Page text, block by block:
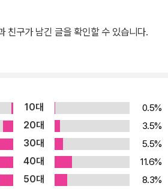
, 2016), 로트레아몽의 『말도로르의 노
번역하며 한국 현대시에 새로운 영감을
수의 산문을 연재하며 문학을 넘어선 사
보기』(삼인, 2015), 『밤이 선생이다』
13인의 아해가 도로로 질주하오』(수류산
를 남겼다. 2017년 한국문화예술위원회
낭암으로 투병하다가 2018년 8월 8일 향
고로 『내가 모르는 것이 참 많다』(난다,
고』(난다, 2020)가 출간되었다.
상한 시점에서 『교사 인문학』은 신중하
질문은 “국가 시스템이 무
에게서 비롯되었다면, 절반 이상의 국민
과도 연관이 있지 않은가?”라는 것이다.
전체의 삶을 좌우할 중요한 선택에서
의 판단력이 얼마나 지성적인지 반성적 차
새로운 사회 프레임의 모색이 절실한 지
는 ‘시민 인문교육’이야말로 이 사회의 긴
육의 핵심임을 내세우고 있다. 이를 위해
친구가 남긴 글을 확인할 수 있습니다.
10대
0.5%
20대
3.5%
30대
5.5%
40대
11.6%
50대
8.3%